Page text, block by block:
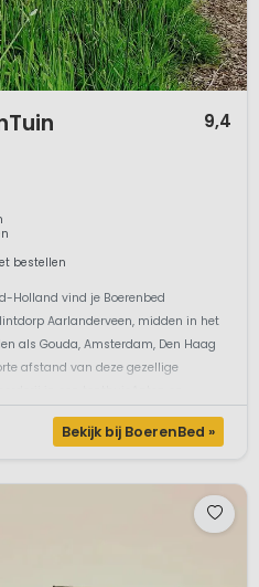
9,4
bestellen
Holland vind je Boerenbed
Aarlanderveen, midden in het
als Gouda, Amsterdam, Den Haag
afstand van deze gezellige
Bekijk bij BoerenBed »